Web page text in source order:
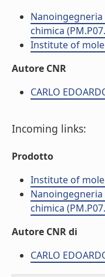
chimica
Institute of
Autore CNR
CARLO
Incoming links:
Prodotto
Institute of
chimica
Autore CNR di
CARLO